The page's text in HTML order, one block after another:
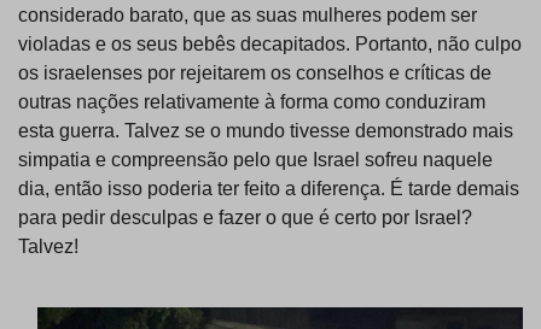
considerado barato, que as suas mulheres podem ser
violadas e os seus bebês decapitados. Portanto, não culpo
os israelenses por rejeitarem os conselhos e críticas de
outras nações relativamente à forma como conduziram
esta guerra. Talvez se o mundo tivesse demonstrado mais
simpatia e compreensão pelo que Israel sofreu naquele
dia, então isso poderia ter feito a diferença. É tarde demais
para pedir desculpas e fazer o que é certo por Israel?
Talvez!